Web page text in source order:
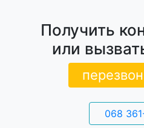
Получить
или
068